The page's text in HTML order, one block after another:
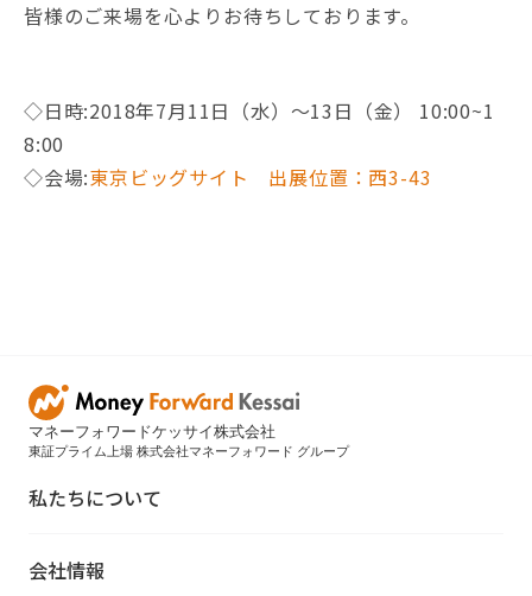
皆様のご来場を心よりお待ちしております。
◇日時:2018年7月11日（水）〜13日（金） 10:00~1
8:00
◇会場:東京ビッグサイト 出展位置：西3-43
マネーフォワードケッサイ株式会社
東証プライム上場 株式会社マネーフォワード グループ
私たちについて
会社情報